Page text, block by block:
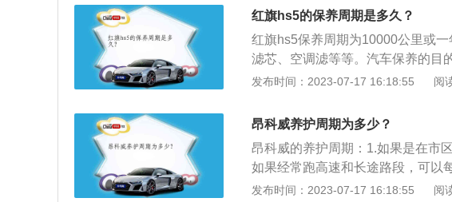
扩展内容：别克昂科威是上汽通用
mm、1839mm、1686mm，轴距
机。
红旗hs5的保养周期是多久？
红旗hs5保养周期为10000公里或
滤芯、空调滤等等。汽车保养的目
患，预防故障发生，延长使用周期
液、防冻液、助力油是不是缺失，
不是有异常渗油和松旷（含轮胎气
查刹车蹄片磨损情况。6、测量电
发布时间：2023-07-17 16:18:55 阅
昂科威养护周期为多少？
昂科威的养护周期：1.如果是在市
如果经常跑高速和长途路段，可以
是固定的，还要看车主使用了什么
发布时间：2023-07-17 16:18:55 阅